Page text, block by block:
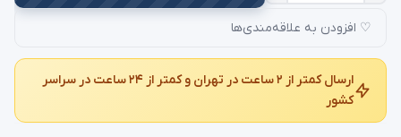
♡ افزودن به علاقه‌مندی‌ها
ارسال کمتر از ۲ ساعت در تهران و کمتر از ۲۴ ساعت در سراسر
کشور